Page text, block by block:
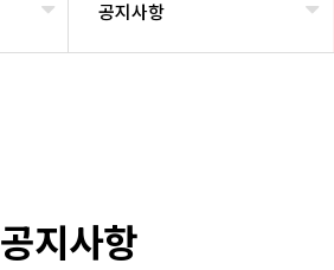
공지사항
공지사항